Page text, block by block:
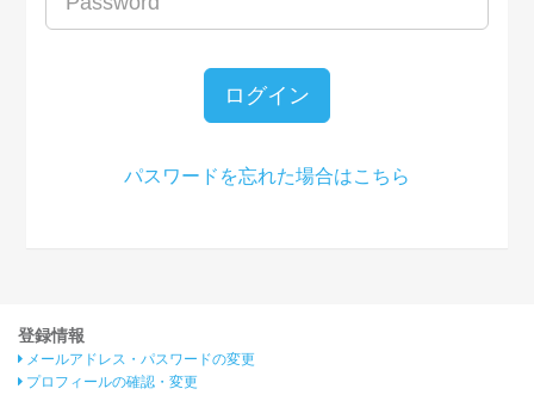
ログイン
パスワードを忘れた場合はこちら
登録情報
メールアドレス・パスワードの変更
プロフィールの確認・変更